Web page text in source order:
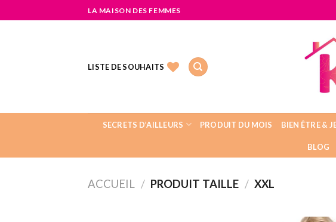
LA MAISON DES FEMMES
LISTE DE SOUHAITS
SECRETS D’AILLEURS PRODUIT DU MOIS BIEN ÊTRE &
BLOG
ACCUEIL / PRODUIT TAILLE / XXL